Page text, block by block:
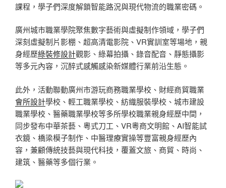
課程，學子們深度解鎖智能路況與現代物流的職業密碼。
廣州城市職業學院聚焦數字藝術與虛擬制作領域，學子們
深刻虛擬制片影棚、超高清電影院、VR實訓室等場地，親
身經歷綠裝修設計觀影、綠幕拍攝、錄音配音、靜態攝影
等多元內容，沉醉式感觸感染新媒體行業前沿生態。
此外，活動聯動廣州市游玩商務職業學校、財經商貿職業
會所設計學校、輕工職業學校、紡織服裝學校、城市建設
職業學校、醫藥職業學校等多所學校職業親身經歷中間，
同步發布中華茶藝、粵式刀工、VR粵商文明館、AI智能試
衣鏡、橋梁模子制作、中醫理療實操等豐富親身經歷內
容，兼顧傳統技藝與現代科技，覆蓋文旅、商貿、時尚、
建筑、醫藥等多個行業。